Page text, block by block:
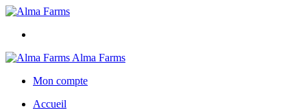
Alma Farms
Mon compte
Accueil